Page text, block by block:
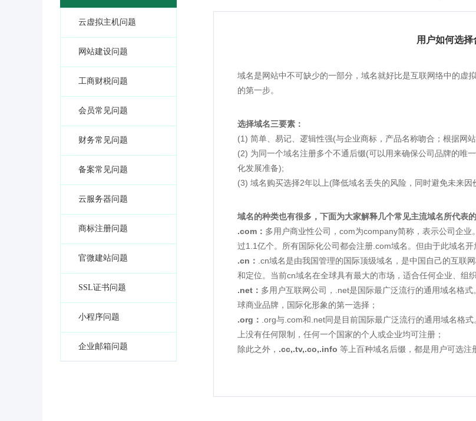
云虚拟主机问题
网站建设问题
工商财税问题
会员常见问题
财务常见问题
备案常见问题
云服务器问题
商标注册问题
官微建站问题
SSL证书问题
小程序问题
企业邮箱问题
用户如何选择
域名是网站中不可缺少的一部分，域名就好比是互联网络中的虚
的第一步。
选择域名三要素：
(1) 简单、易记、逻辑性强(与企业商标，产品名称吻合；根据网
(2) 为同一个域名注册多个不通后缀(可以用来确保公司品牌的唯
化发展准备);
(3) 域名购买选择2年以上(降低域名丢失的风险，同时避免未来因
域名的种类也有很多，下面为大家解释几个常见主流域名所代表的
.com： 多用户商业性公司，com为company简称，表示公司企
过1.1亿个。所有国际化公司都会注册.com域名。但由于此域名
.cn： .cn域名是由我国管理的国际顶级域名，是中国自己的互联
和定位。当前cn域名在全球具有最大的市场，适合任何企业、组
.net： 多用户互联网公司，.net是国际最广泛流行的通用域名格
球商业品牌，国际化形象的第一选择；
.org： .org与.com和.net同是目前国际最广泛流行的通用域名格
上没有任何限制，任何一个国家的个人或企业均可注册；
除此之外， .cc,.tv,.co,.info 等上百种域名后缀，都是用户可选注